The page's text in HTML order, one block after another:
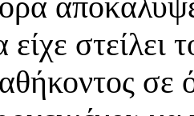
στείλει
σε